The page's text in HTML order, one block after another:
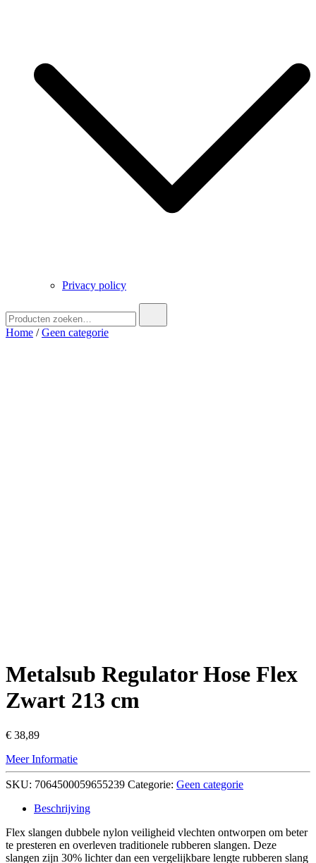
Privacy policy
naar:
Home /Geen categorie
Metalsub Regulator Hose Flex
Zwart 213 cm
€ 38,89
Meer Informatie
SKU: 7064500059655239 Categorie: Geen categorie
Beschrijving
Flex slangen dubbele nylon veiligheid vlechten ontworpen om beter
te presteren en overleven traditionele rubberen slangen. Deze
slangen zijn 30% lichter dan een vergelijkbare lengte rubberen slang